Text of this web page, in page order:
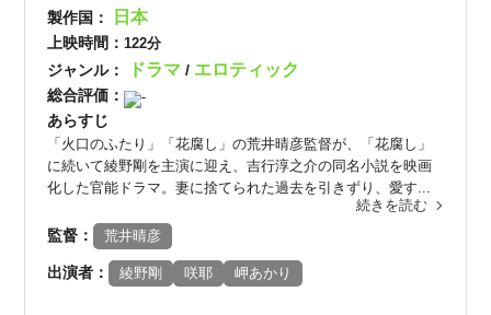
製作国： 日本
上映時間： 122分
ジャンル： ドラマ/ エロティック
総合評価： -
あらすじ
「火口のふたり」「花腐し」の荒井晴彦監督が、「花腐し」
に続いて綾野剛を主演に迎え、吉行淳之介の同名小説を映画
化した官能ドラマ。妻に捨てられた過去を引きずり、愛す...
続きを読む
監督： 荒井晴彦
出演者： 綾野剛 咲耶 岬あかり